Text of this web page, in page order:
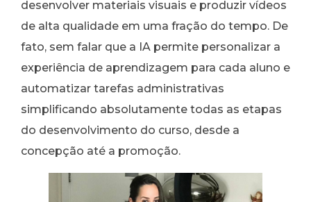
desenvolver materiais visuais e produzir vídeos
de alta qualidade em uma fração do tempo. De
fato, sem falar que a IA permite personalizar a
experiência de aprendizagem para cada aluno e
automatizar tarefas administrativas
simplificando absolutamente todas as etapas
do desenvolvimento do curso, desde a
concepção até a promoção.